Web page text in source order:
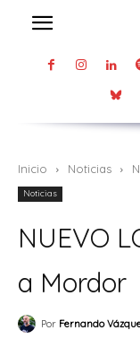
Inicio Noticias
Noticias
NUEVO
a Mordor
Por Fernando